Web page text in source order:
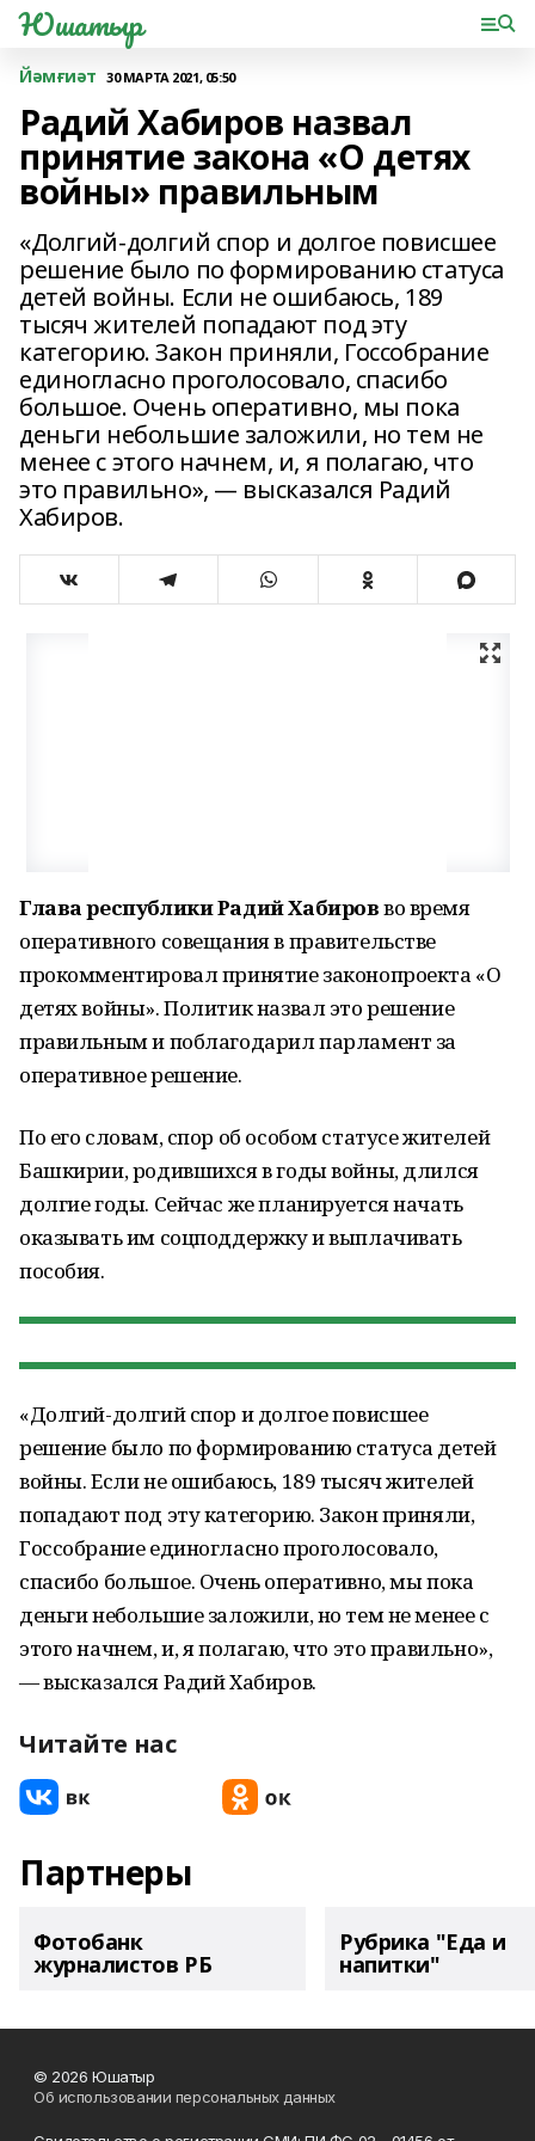
Юшатыр
Йәмғиәт 30 МАРТА 2021, 05:50
Радий Хабиров назвал
принятие закона «О детях
войны» правильным
«Долгий-долгий спор и долгое повисшее
решение было по формированию статуса
детей войны. Если не ошибаюсь, 189
тысяч жителей попадают под эту
категорию. Закон приняли, Госсобрание
единогласно проголосовало, спасибо
большое. Очень оперативно, мы пока
деньги небольшие заложили, но тем не
менее с этого начнем, и, я полагаю, что
это правильно», — высказался Радий
Хабиров.
Глава республики Радий Хабировво время
оперативного совещания в правительстве
прокомментировал принятие законопроекта «О
детях войны». Политик назвал это решение
правильным и поблагодарил парламент за
оперативное решение.
По его словам, спор об особом статусе жителей
Башкирии, родившихся в годы войны, длился
долгие годы. Сейчас же планируется начать
оказывать им соцподдержку и выплачивать
пособия.
«Долгий-долгий спор и долгое повисшее
решение было по формированию статуса детей
войны. Если не ошибаюсь, 189 тысяч жителей
попадают под эту категорию. Закон приняли,
Госсобрание единогласно проголосовало,
спасибо большое. Очень оперативно, мы пока
деньги небольшие заложили, но тем не менее с
этого начнем, и, я полагаю, что это правильно»,
— высказался Радий Хабиров.
Читайте нас
Партнеры
Фотобанк
журналистов РБ
Рубрика "Еда и
напитки"
© 2026 Юшатыр
Об использовании персональных данных